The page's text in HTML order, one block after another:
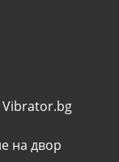
Vibrator.bg
на двор